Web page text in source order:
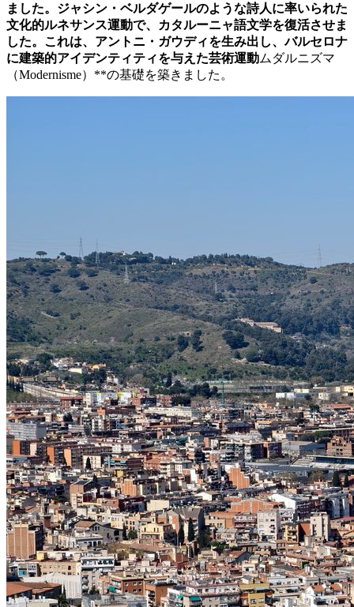
ました。 ジャシン・ベルダゲールのような詩人に率いられた
文化的ルネサンス運動で、カタルーニャ語文学を復活させま
した。これは、アントニ・ガウディを生み出し、バルセロナ
に建築的アイデンティティを与えた芸術運動ムダルニズマ
（Modernisme）**の基礎を築きました。